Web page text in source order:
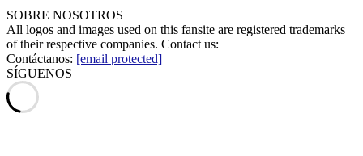
SOBRE NOSOTROS
All logos and images used on this fansite are registered trademarks
of their respective companies. Contact us:
Contáctanos: [email protected]
SÍGUENOS